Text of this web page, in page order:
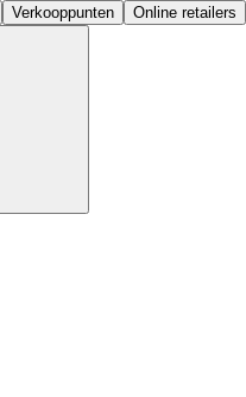
Verkooppunten Online retailers